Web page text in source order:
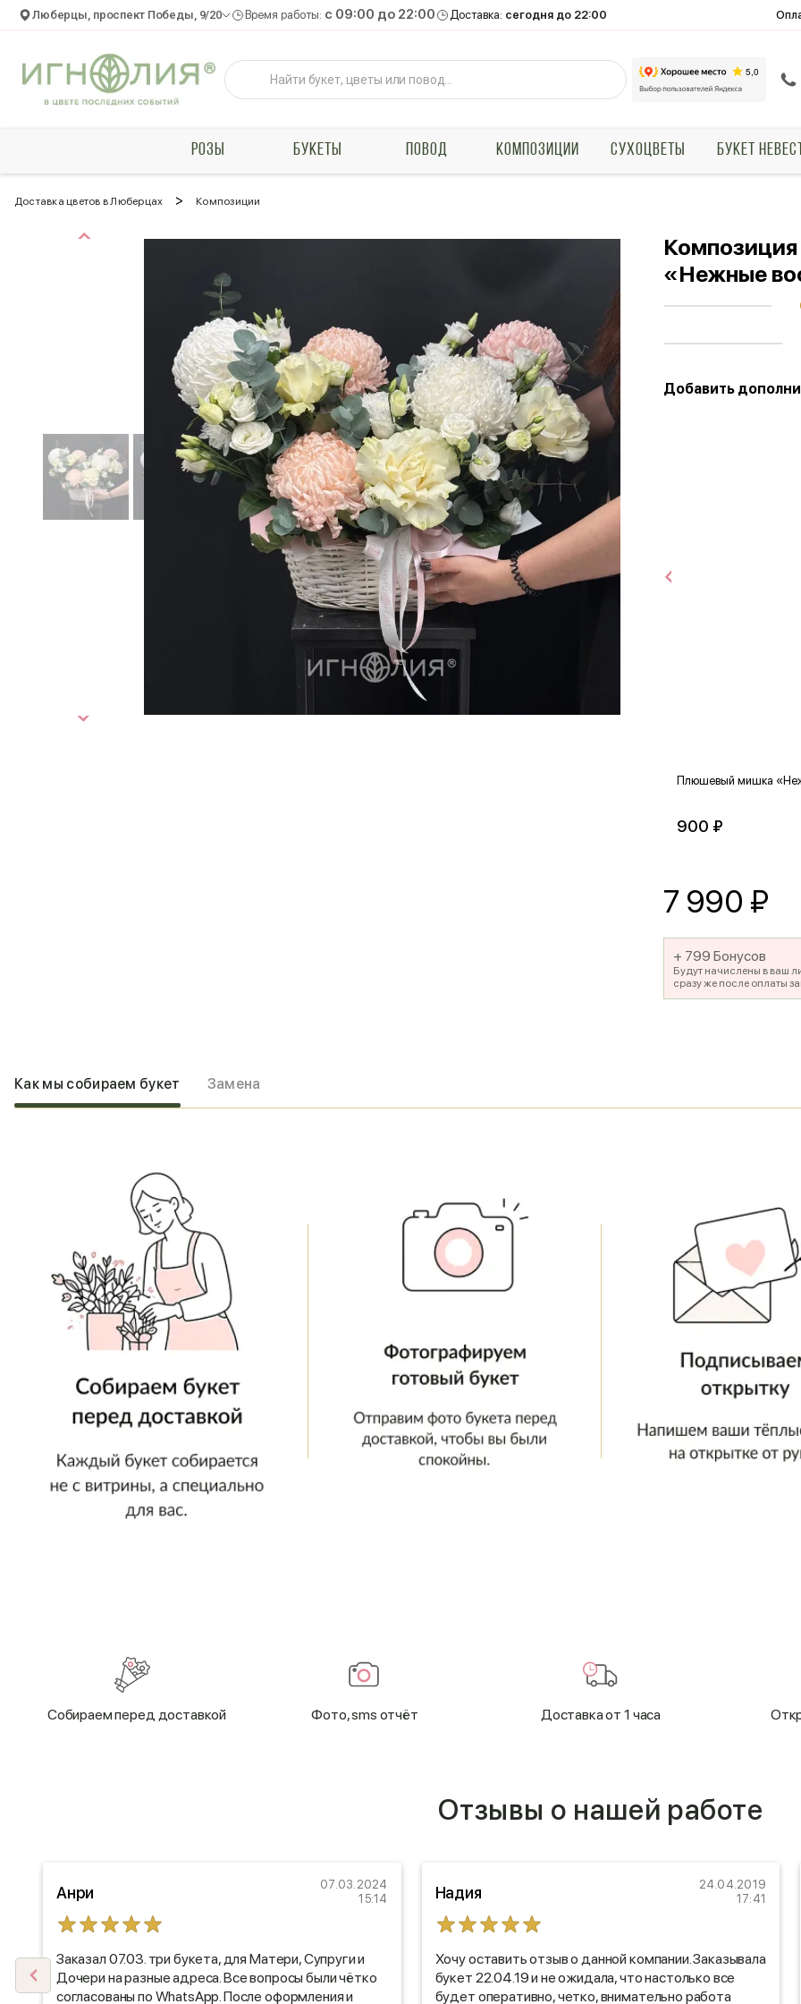
Люберцы, проспект Победы, 9/20 Время работы: c 09:00 до 22:00 Доставка: сегодня до 22:00
РОЗЫ БУКЕТЫ ПОВОД КОМПОЗИЦИИ СУХОЦВЕТЫ БУКЕТ
Доставка цветов в Люберцах > Композиции
Композиция
«Нежные
Добавить
Плюшевый мишка
900 ₽
7 990 ₽
+ 799 Бонусов
Будут начислены в ваш
сразу же после оплаты
Как мы собираем букет Замена
Cобираем перед доставкой Фото, sms отчёт Доставка от 1 часа
Отзывы о нашей работе
Анри
07.03.2024
15:14
Заказал 07.03. три букета, для Матери, Супруги и
Дочери на разные адреса. Все вопросы были чётко
согласованы по WhatsApp. После оформления и
Надия
24.04.2019
17:41
Хочу оставить отзыв о данной компании. Заказывала
букет 22.04.19 и не ожидала, что настолько все
будет оперативно, четко, внимательно работа